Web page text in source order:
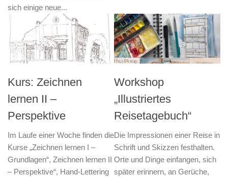
sich einige neue...
Kurs: Zeichnen
lernen II –
Perspektive
Im Laufe einer Woche finden die
Kurse „Zeichnen lernen I –
Grundlagen“, Zeichnen lernen II
– Perspektive“, Hand-Lettering
Workshop
„Illustriertes
Reisetagebuch“
Die Impressionen einer Reise in
Schrift und Skizzen festhalten.
Orte und Dinge einfangen, sich
später erinnern, an Gerüche,